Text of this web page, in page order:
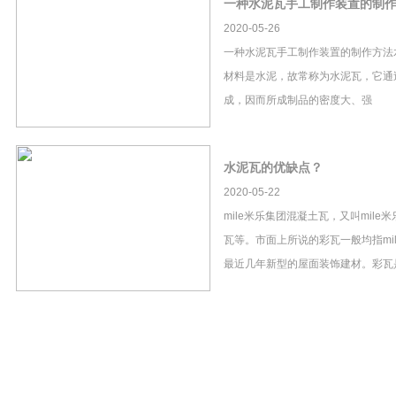
一种水泥瓦手工制作装置的制
2020-05-26
一种水泥瓦手工制作装置的制作方
材料是水泥，故常称为水泥瓦，它
成，因而所成制品的密度大、强
水泥瓦的优缺点？
2020-05-22
mile米乐集团混凝土瓦，又叫mile米
瓦等。市面上所说的彩瓦一般均指
最近几年新型的屋面装饰建材。彩